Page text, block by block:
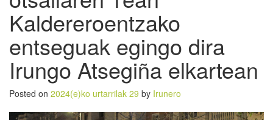
Kaldereroentzako
entseguak egingo dira
Irungo Atsegiña elkartean
Posted on 2024(e)ko urtarrilak 29 by Irunero